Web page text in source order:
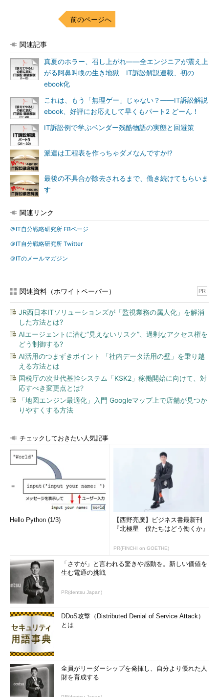
前のページへ
関連記事
真夏のホラー、召し上がれ――全エンジニアが震え上
がる阿鼻叫喚の生き地獄 IT訴訟解説連載、初の
ebook化
これは、もう「無理ゲー」じゃない？――IT訴訟解説
ebook、好評にお応えして早くもパート2 どーん！
IT訴訟例で学ぶベンダー残酷物語の実態と回避策
派遣は工程表を作っちゃダメなんですか!?
最後の不具合が除去されるまで、働き続けてもらいま
す
関連リンク
＠IT自分戦略研究所 FBページ
＠IT自分戦略研究所 Twitter
＠ITのメールマガジン
関連資料（ホワイトペーパー） PR
JR西日本ITソリューションズが「監視業務の属人化」を解消
した方法とは?
AIエージェントに潜む“見えないリスク”、過剰なアクセス権を
どう制御する?
AI活用のつまずきポイント 「社内データ活用の壁」を乗り越
える方法とは
国税庁の次世代基幹システム「KSK2」稼働開始に向けて、対
応すべき変更点とは?
「地図エンジン最適化」入門 Googleマップ上で店舗が見つか
りやすくする方法
チェックしておきたい人気記事
Hello Python (1/3)
【西野亮廣】ビジネス書最新刊
『北極星 僕たちはどう働くか』
PR(FINCHI on GOETHE)
「さすが」と言われる驚きや感動を。新しい価値を
生む電通の挑戦
PR(dentsu Japan)
DDoS攻撃（Distributed Denial of Service Attack）
とは
全員がリーダーシップを発揮し、自分より優れた人
財を育成する